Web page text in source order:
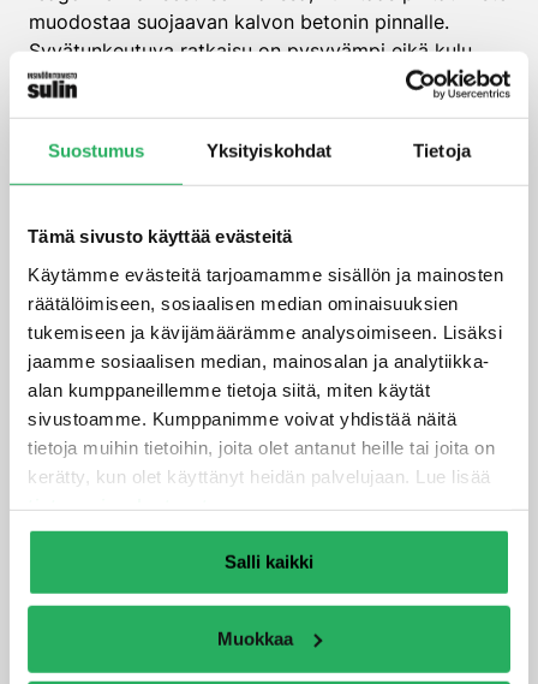
Suostumus Yksityiskohdat Tietoja
Tämä sivusto käyttää evästeitä
Käytämme evästeitä tarjoamamme sisällön ja mainosten
räätälöimiseen, sosiaalisen median ominaisuuksien
tukemiseen ja kävijämäärämme analysoimiseen. Lisäksi
jaamme sosiaalisen median, mainosalan ja analytiikka-
alan kumppaneillemme tietoja siitä, miten käytät
sivustoamme. Kumppanimme voivat yhdistää näitä
tietoja muihin tietoihin, joita olet antanut heille tai joita on
kerätty, kun olet käyttänyt heidän palvelujaan. Lue lisää
Salli kaikki
Muokkaa
muodostaa suojaavan kalvon betonin pinnalle.
Syvätunkeutuva ratkaisu on pysyvämpi eikä kulu
pois mekaanisessa rasituksessa.
tarjoavat välittömän suojan, mutta voivat kulua ajan
myötä ja vaativat uusimista. Ne muuttavat usein
hengittämistä, mikä saattaa aiheuttaa
kosteusongelmia.
Syvätunkeutuva tiiviste säilyttää betonin
luonnollisen ulkonäön ja antaa sen hengittää. Se ei
irtoa eikä kulu pois, mutta sen tehokkuus riippuu
betonin laadusta ja oikeasta levityksestä.
Pintatiivisteet sopivat paremmin tilanteisiin, joissa
tarvitaan välitöntä ja näkyvää suojaa.
Miten syvätunkeutuva
tiiviste levitetään betoniin?
Syvätunkeutuva tiiviste levitetään puhtaalle ja
kostealle betonipinnalle ruiskuttamalla, siveltimellä
tai telalla. Betoni tulee kostuttaa etukäteen, jotta